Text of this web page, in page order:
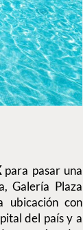
para pasar una
Galería Plaza
ubicación con
del país y a